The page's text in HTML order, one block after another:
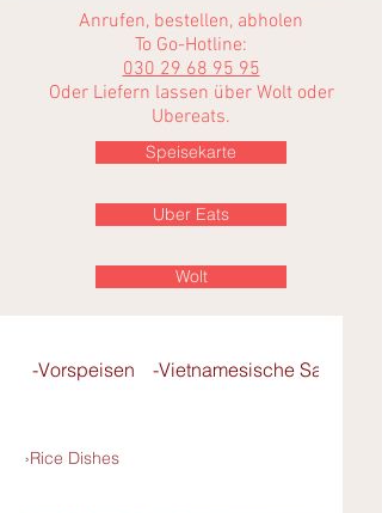
Anrufen, bestellen, abholen
To Go-Hotline:
030 29 68 95 95
Oder Liefern lassen über Wolt oder
Ubereats.
Speisekarte
Uber Eats
Wolt
-Vorspeisen -Vietnamesische Salate
›Rice Dishes